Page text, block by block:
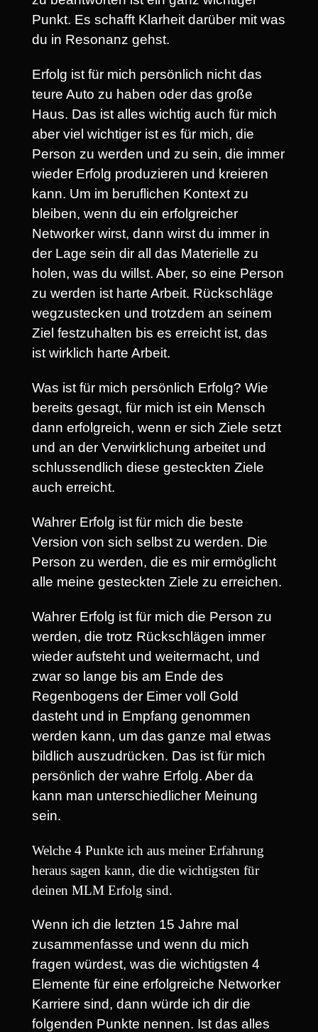
Punkt. Es schafft Klarheit darüber mit was
du in Resonanz gehst.
Erfolg ist für mich persönlich nicht das
teure Auto zu haben oder das große
Haus. Das ist alles wichtig auch für mich
aber viel wichtiger ist es für mich, die
Person zu werden und zu sein, die immer
wieder Erfolg produzieren und kreieren
kann. Um im beruflichen Kontext zu
bleiben, wenn du ein erfolgreicher
Networker wirst, dann wirst du immer in
der Lage sein dir all das Materielle zu
holen, was du willst. Aber, so eine Person
zu werden ist harte Arbeit. Rückschläge
wegzustecken und trotzdem an seinem
Ziel festzuhalten bis es erreicht ist, das
ist wirklich harte Arbeit.
Was ist für mich persönlich Erfolg? Wie
bereits gesagt, für mich ist ein Mensch
dann erfolgreich, wenn er sich Ziele setzt
und an der Verwirklichung arbeitet und
schlussendlich diese gesteckten Ziele
auch erreicht.
Wahrer Erfolg ist für mich die beste
Version von sich selbst zu werden. Die
Person zu werden, die es mir ermöglicht
alle meine gesteckten Ziele zu erreichen.
Wahrer Erfolg ist für mich die Person zu
werden, die trotz Rückschlägen immer
wieder aufsteht und weitermacht, und
zwar so lange bis am Ende des
Regenbogens der Eimer voll Gold
dasteht und in Empfang genommen
werden kann, um das ganze mal etwas
bildlich auszudrücken. Das ist für mich
persönlich der wahre Erfolg. Aber da
kann man unterschiedlicher Meinung
sein.
Welche 4 Punkte ich aus meiner Erfahrung
heraus sagen kann, die die wichtigsten für
deinen MLM Erfolg sind.
Wenn ich die letzten 15 Jahre mal
zusammenfasse und wenn du mich
fragen würdest, was die wichtigsten 4
Elemente für eine erfolgreiche Networker
Karriere sind, dann würde ich dir die
folgenden Punkte nennen. Ist das alles